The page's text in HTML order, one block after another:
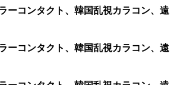
ーコンタクト、韓国乱視カラコン、遠
ーコンタクト、韓国乱視カラコン、遠